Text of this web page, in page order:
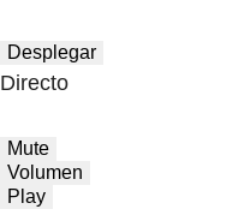
Desplegar
Directo
Mute
Volumen
Play